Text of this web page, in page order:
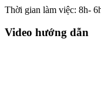
Thời gian làm việc: 8h-
Video hướng dẫn